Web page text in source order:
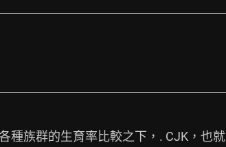
種族群的生育率比較之下，. CJK，也就